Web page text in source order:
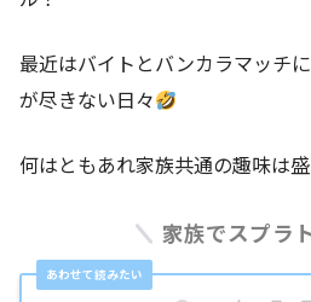
最近はバイトとバンカラマッチ
が尽きない日々
何はともあれ家族共通の趣味は盛
家族でスプラ